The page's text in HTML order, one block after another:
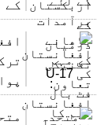
کے